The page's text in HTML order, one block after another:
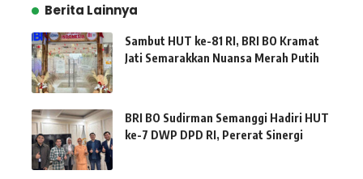
Berita Lainnya
Sambut HUT ke-81 RI, BRI BO Kramat
Jati Semarakkan Nuansa Merah Putih
BRI BO Sudirman Semanggi Hadiri HUT
ke-7 DWP DPD RI, Pererat Sinergi